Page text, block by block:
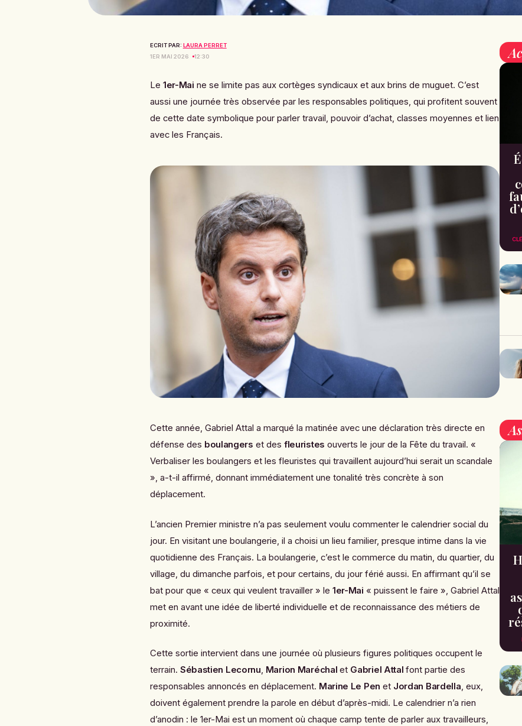
ECRIT PAR: LAURA PERRET
1ER MAI 2026
12:30
Le 1er-Mai ne se limite pas aux cortèges syndicaux et aux brins de muguet. C’est
aussi une journée très observée par les responsables politiques, qui profitent souvent
de cette date symbolique pour parler travail, pouvoir d’achat, classes moyennes et lien
avec les Français.
Cette année, Gabriel Attal a marqué la matinée avec une déclaration très directe en
défense des boulangers et des fleuristes ouverts le jour de la Fête du travail. «
Verbaliser les boulangers et les fleuristes qui travaillent aujourd’hui serait un scandale
», a-t-il affirmé, donnant immédiatement une tonalité très concrète à son
déplacement.
L’ancien Premier ministre n’a pas seulement voulu commenter le calendrier social du
jour. En visitant une boulangerie, il a choisi un lieu familier, presque intime dans la vie
quotidienne des Français. La boulangerie, c’est le commerce du matin, du quartier, du
village, du dimanche parfois, et pour certains, du jour férié aussi. En affirmant qu’il se
bat pour que « ceux qui veulent travailler » le 1er-Mai « puissent le faire », Gabriel Attal
met en avant une idée de liberté individuelle et de reconnaissance des métiers de
proximité.
Cette sortie intervient dans une journée où plusieurs figures politiques occupent le
terrain. Sébastien Lecornu, Marion Maréchal et Gabriel Attal font partie des
responsables annoncés en déplacement. Marine Le Pen et Jordan Bardella, eux,
doivent également prendre la parole en début d’après-midi. Le calendrier n’a rien
d’anodin : le 1er-Mai est un moment où chaque camp tente de parler aux travailleurs,